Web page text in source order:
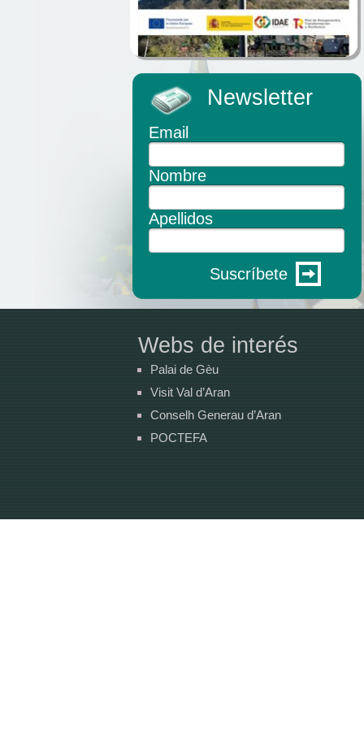
Newsletter
Email
Nombre
Apellidos
Suscríbete
Webs de interés
Palai de Gèu
Visit Val d’Aran
Conselh Generau d’Aran
POCTEFA